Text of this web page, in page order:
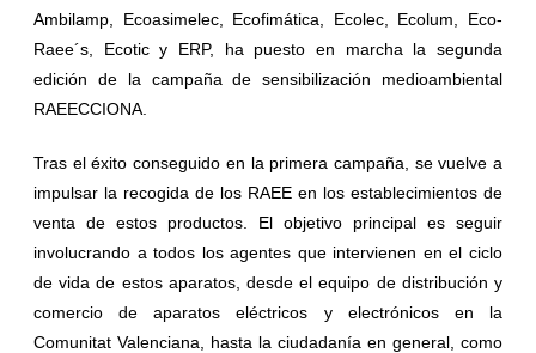
Ambilamp, Ecoasimelec, Ecofimática, Ecolec, Ecolum, Eco-
Raee´s, Ecotic y ERP, ha puesto en marcha la segunda
edición de la campaña de sensibilización medioambiental
RAEECCIONA.
Tras el éxito conseguido en la primera campaña, se vuelve a
impulsar la recogida de los RAEE en los establecimientos de
venta de estos productos. El objetivo principal es seguir
involucrando a todos los agentes que intervienen en el ciclo
de vida de estos aparatos, desde el equipo de distribución y
comercio de aparatos eléctricos y electrónicos en la
Comunitat Valenciana, hasta la ciudadanía en general, como